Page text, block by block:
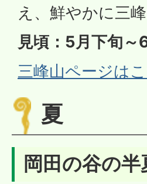
え、鮮やかに三
見頃：5月下旬～
三峰山ページは
夏
岡田の谷の半